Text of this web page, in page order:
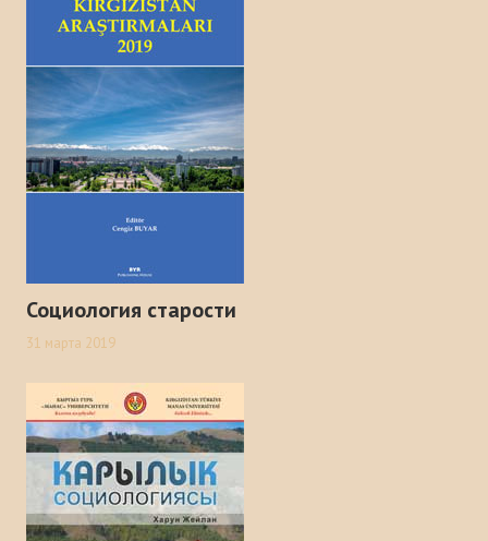
Социология старости
31 марта 2019